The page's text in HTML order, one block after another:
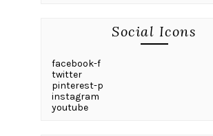
Social Icons
facebook-f
twitter
pinterest-p
instagram
youtube